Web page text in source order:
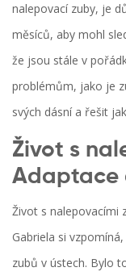
nalepovací zuby, je
měsíců, aby mohl
že jsou stále v
problémům, jako je
svých dásní a řešit
Život s
Adaptace
Život s nalepovacími
Gabriela si
zubů v ústech. Bylo